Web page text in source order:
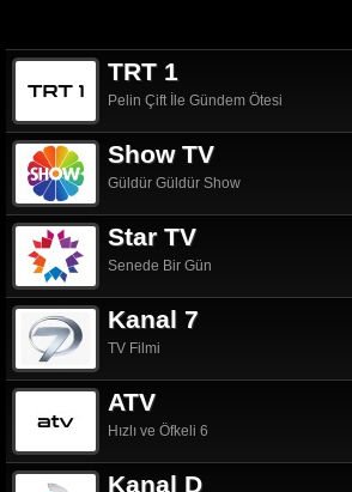
TRT 1
Pelin Çift İle Gündem Ötesi
Show TV
Güldür Güldür Show
Star TV
Senede Bir Gün
Kanal 7
TV Filmi
ATV
Hızlı ve Öfkeli 6
Kanal D